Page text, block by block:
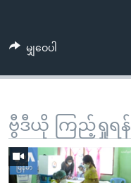
မျှဝေပါ
ဗွီဒီယို ကြည့်ရှုရန်